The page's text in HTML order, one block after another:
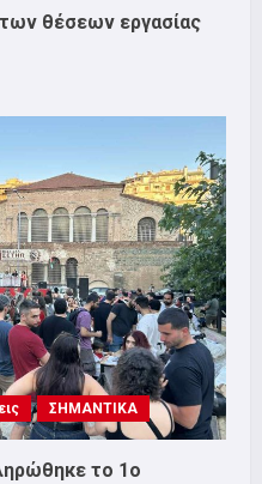
θέσεων εργασίας
ΣΗΜΑΝΤΙΚΑ
το 1ο